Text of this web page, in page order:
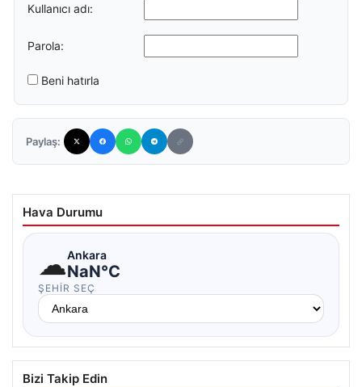
Kullanıcı adı:
Parola:
Beni hatırla
Paylaş:
Hava Durumu
☁Ankara
NaN°C
ŞEHIR SEÇ
Bizi Takip Edin